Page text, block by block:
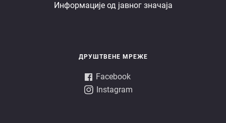
Информације од јавног значаја
ДРУШТВЕНЕ МРЕЖЕ
Facebook
Instagram